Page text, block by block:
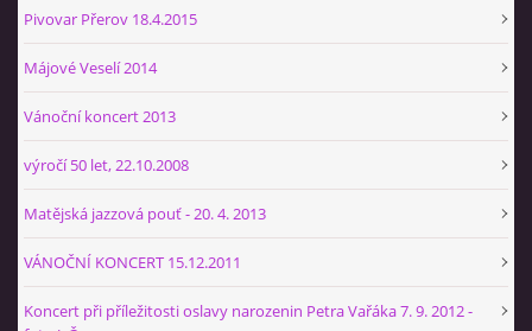
© 2026 eStránky.cz
|
Pivovar Přerov 18.4.2015
Májové Veselí 2014
Vánoční koncert 2013
výročí 50 let, 22.10.2008
Matějská jazzová pouť - 20. 4. 2013
VÁNOČNÍ KONCERT 15.12.2011
Koncert při příležitosti oslavy narozenin Petra Vařáka 7. 9. 2012 -